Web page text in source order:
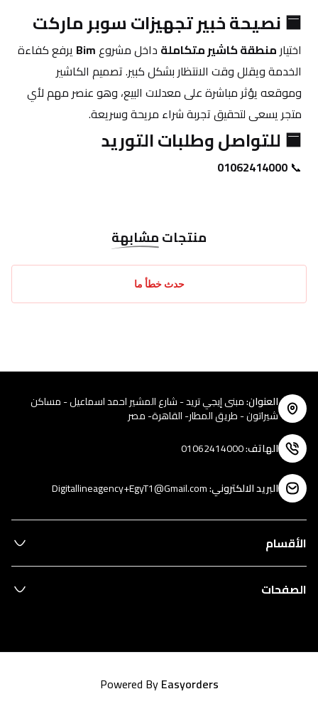
🟦 نصيحة خبير تجهيزات سوبر ماركت
اختيار منطقة كاشير متكاملة داخل مشروع Bim
الخدمة ويقلل وقت الانتظار بشكل كبير. تصميم الكاشير
متجر يسعى لتحقيق تجربة شراء مريحة وسريعة.
🟦 للتواصل وطلبات التوريد
📞
01062414000
منتجاتمشابهة
حدث خطأ ما
العنوان:مبنى إيجي تريد - شارع المشير احمد اسماعيل - مساكن
شيراتون - طريق المطار- القاهرة- مصر
الهاتف:
01062414000
البريد الالكتروني:
Digitallineagency+EgyT1@Gmail.com
الأقسام
الصفحات
Powered ByEasyorders